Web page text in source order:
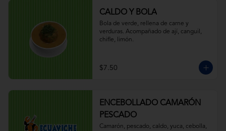
CALDO Y BOLA
Bola de verde, rellena de carne y
verduras. Acompañado de ají, canguil,
chifle, limón.
$7.50
ENCEBOLLADO CAMARÓN
PESCADO
Camarón, pescado, caldo, yuca, cebolla,